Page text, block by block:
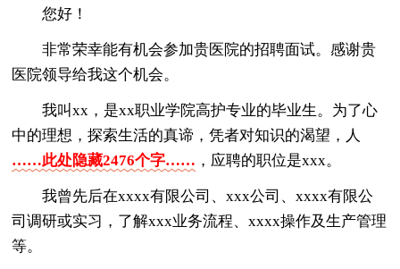
您好！
非常荣幸能有机会参加贵医院的招聘面试。感谢贵
医院领导给我这个机会。
我叫xx，是xx职业学院高护专业的毕业生。为了心
中的理想，探索生活的真谛，凭者对知识的渴望，人
……此处隐藏2476个字…… ，应聘的职位是xxx。
我曾先后在xxxx有限公司、xxx公司、xxxx有限公
司调研或实习，了解xxx业务流程、xxxx操作及生产管理
等。